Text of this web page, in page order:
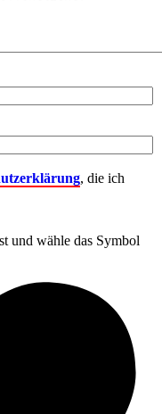
, die ich
und wähle das Symbol